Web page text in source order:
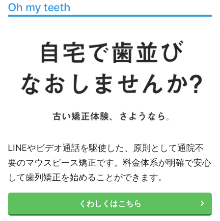
Oh my teeth
LINEやビデオ通話を駆使した、原則として通院不
要のマウスピース矯正です。料金体系が明確で安心
して歯列矯正を始めることができます。
くわしくはこちら